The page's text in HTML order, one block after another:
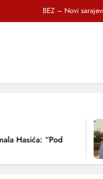
BEZ – Novi
DJEČIJI HOR SUNCOKRETI
DJEČIJI HOR SUNCOKRETI
Hasića: “Pod